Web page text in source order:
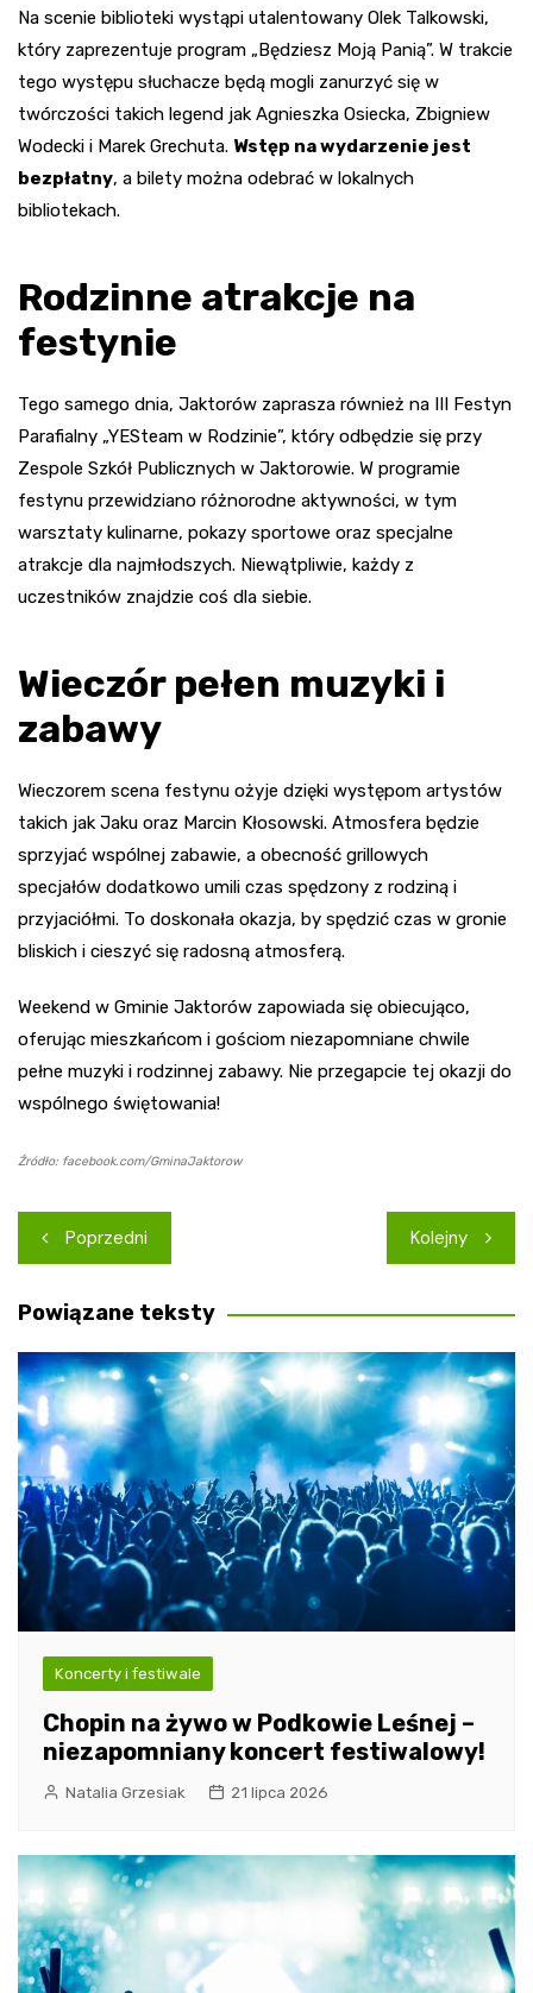
Na scenie biblioteki wystąpi utalentowany Olek Talkowski,
który zaprezentuje program „Będziesz Moją Panią”. W trakcie
tego występu słuchacze będą mogli zanurzyć się w
twórczości takich legend jak Agnieszka Osiecka, Zbigniew
Wodecki i Marek Grechuta. Wstęp na wydarzenie jest
bezpłatny, a bilety można odebrać w lokalnych
bibliotekach.
Rodzinne atrakcje na
festynie
Tego samego dnia, Jaktorów zaprasza również na III Festyn
Parafialny „YESteam w Rodzinie”, który odbędzie się przy
Zespole Szkół Publicznych w Jaktorowie. W programie
festynu przewidziano różnorodne aktywności, w tym
warsztaty kulinarne, pokazy sportowe oraz specjalne
atrakcje dla najmłodszych. Niewątpliwie, każdy z
uczestników znajdzie coś dla siebie.
Wieczór pełen muzyki i
zabawy
Wieczorem scena festynu ożyje dzięki występom artystów
takich jak Jaku oraz Marcin Kłosowski. Atmosfera będzie
sprzyjać wspólnej zabawie, a obecność grillowych
specjałów dodatkowo umili czas spędzony z rodziną i
przyjaciółmi. To doskonała okazja, by spędzić czas w gronie
bliskich i cieszyć się radosną atmosferą.
Weekend w Gminie Jaktorów zapowiada się obiecująco,
oferując mieszkańcom i gościom niezapomniane chwile
pełne muzyki i rodzinnej zabawy. Nie przegapcie tej okazji do
wspólnego świętowania!
Źródło: facebook.com/GminaJaktorow
Nawigacja
wpisu
Poprzedni Kolejny
Powiązane teksty
Koncerty i festiwale
Chopin na żywo w Podkowie Leśnej –
niezapomniany koncert festiwalowy!
Natalia Grzesiak 21 lipca 2026